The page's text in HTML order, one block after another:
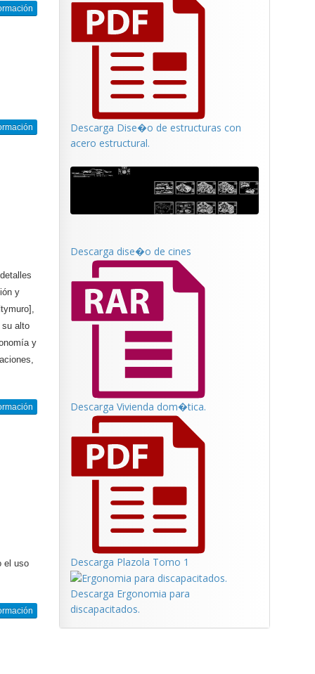
y
su alto
y
el uso
Descarga Dise�o de estructuras con
acero estructural.
Descarga dise�o de cines
Descarga Vivienda dom�tica.
Descarga Plazola Tomo 1
Descarga Ergonomia para
discapacitados.